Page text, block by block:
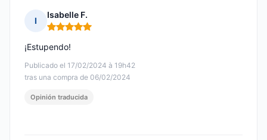
I
Isabelle F.
Nota: 5 de 5
Publicado el 17/02/2024 à 19h42
tras una compra de 06/02/2024
¡Estupendo!
Opinión traducida